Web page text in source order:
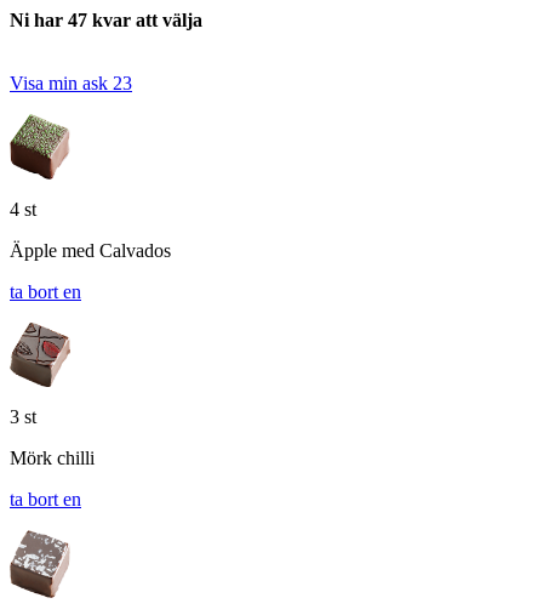
Ni har 47 kvar att välja
Visa min ask 23
4 st
Äpple med Calvados
ta bort en
3 st
Mörk chilli
ta bort en